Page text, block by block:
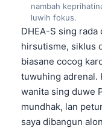
nambah
luwih fokus.
DHEA-S sing
hirsutisme, siklus
biasane cocog
tuwuhing adrenal.
wanita sing duwe
mundhak, lan
saya dibangun